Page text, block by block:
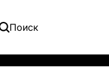
Поиск